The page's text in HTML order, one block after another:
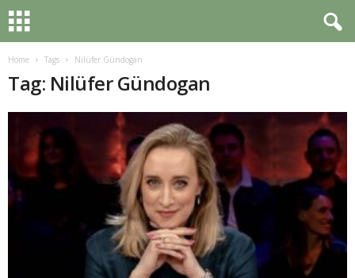
Home Tags Nilüfer Gündogan
Tag: Nilüfer Gündogan